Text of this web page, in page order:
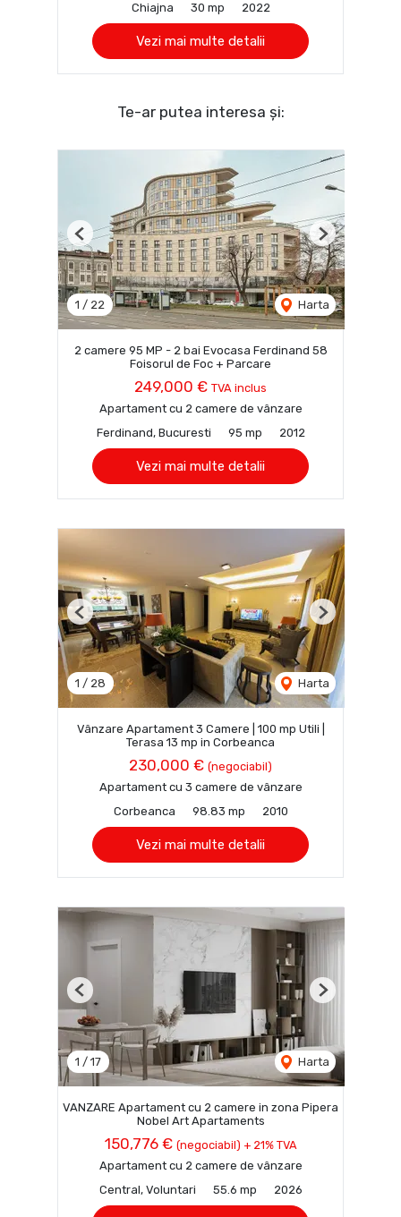
Chiajna
30 mp 2022
Vezi mai multe detalii
Te-ar putea interesa și:
1 / 22 Harta
Previous Next
2 camere 95 MP - 2 bai Evocasa Ferdinand 58
Foisorul de Foc + Parcare
249,000 € TVA inclus
Apartament cu 2 camere de vânzare
Ferdinand, Bucuresti
95 mp 2012
Vezi mai multe detalii
1 / 28 Harta
Previous Next
Vânzare Apartament 3 Camere | 100 mp Utili |
Terasa 13 mp in Corbeanca
230,000 € (negociabil)
Apartament cu 3 camere de vânzare
Corbeanca
98.83 mp 2010
Vezi mai multe detalii
1 / 17 Harta
Previous Next
VANZARE Apartament cu 2 camere in zona Pipera
Nobel Art Apartaments
150,776 € (negociabil) + 21% TVA
Apartament cu 2 camere de vânzare
Central, Voluntari
55.6 mp 2026